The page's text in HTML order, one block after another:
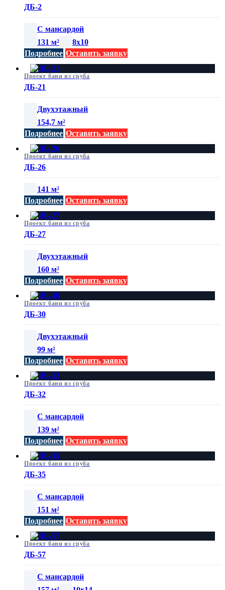
ДБ-2
С мансардой
131 м²
8х10
Подробнее Оставить заявку
Проект бани из сруба
ДБ-21
Двухэтажный
154,7 м²
Подробнее Оставить заявку
Проект бани из сруба
ДБ-26
141 м²
Подробнее Оставить заявку
Проект бани из сруба
ДБ-27
Двухэтажный
160 м²
Подробнее Оставить заявку
Проект бани из сруба
ДБ-30
Двухэтажный
99 м²
Подробнее Оставить заявку
Проект бани из сруба
ДБ-32
С мансардой
139 м²
Подробнее Оставить заявку
Проект бани из сруба
ДБ-35
С мансардой
151 м²
Подробнее Оставить заявку
Проект бани из сруба
ДБ-57
С мансардой